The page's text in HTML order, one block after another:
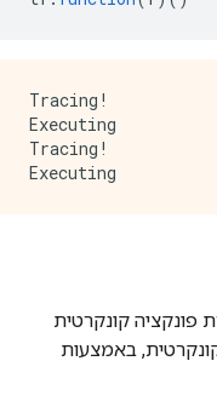
Tracing!
Executing
Tracing!
פונקציה קונקרטית
באמצעות